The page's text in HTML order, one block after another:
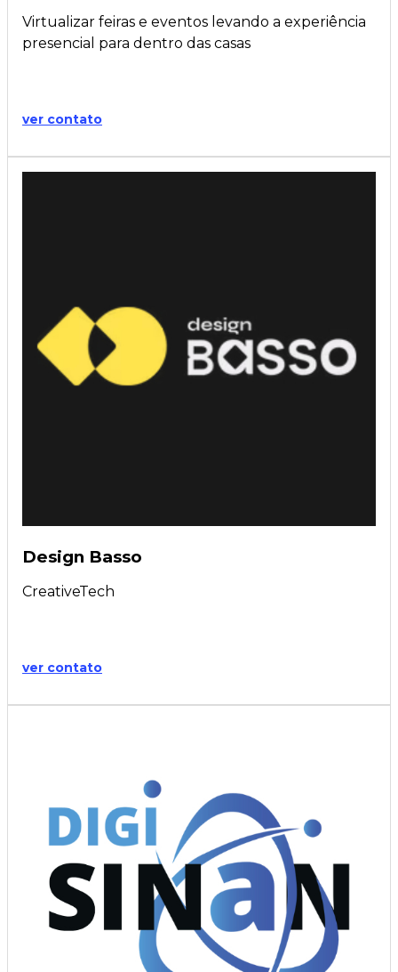
Virtualizar feiras e eventos levando a experiência
presencial para dentro das casas
ver contato
Design Basso
CreativeTech
ver contato